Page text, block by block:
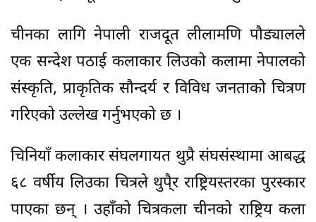
चीनका लागि नेपाली राजदूत लीलामणि पौड्यालले
एक सन्देश पठाई कलाकार लिउको कलामा नेपालको
संस्कृति, प्राकृतिक सौन्दर्य र विविध जनताको चित्रण
गरिएको उल्लेख गर्नुभएको छ ।
चिनियाँ कलाकार संघलगायत थुप्रै संघसंस्थामा आबद्ध
६८ वर्षीय लिउका चित्रले थुपै्र राष्ट्रियस्तरका पुरस्कार
पाएका छन् । उहाँको चित्रकला चीनको राष्ट्रिय कला